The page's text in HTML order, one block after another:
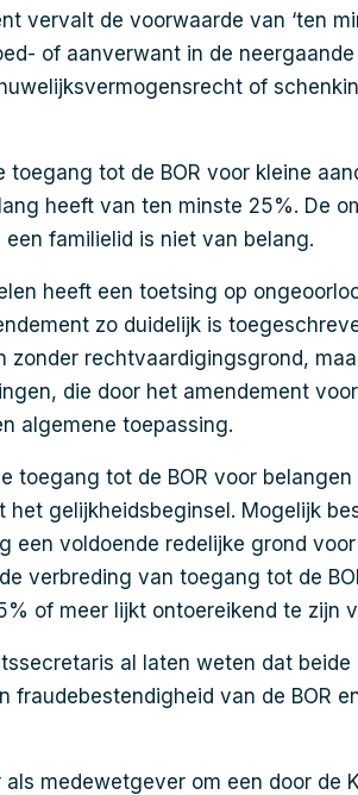
vervalt de voorwaarde van ‘ten
of aanverwant in de
of
toegang tot de BOR voor kleine
heeft van ten minste 25%. De
familielid is niet van belang.
heeft een toetsing op
zo duidelijk is
zonder rechtvaardigingsgrond,
die door het amendement
algemene toepassing.
toegang tot de BOR voor
het gelijkheidsbeginsel. Mogelijk
een voldoende redelijke grond
verbreding van toegang tot de
of meer lijkt ontoereikend te zijn
al laten weten dat beide
fraudebestendigheid van de BOR
als medewetgever om een door de